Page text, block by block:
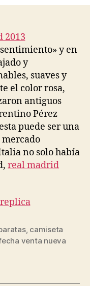
y en
y
suaves y
el color rosa,
antiguos
Pérez
puede ser una
no solo había
real madrid
, camiseta
venta nueva